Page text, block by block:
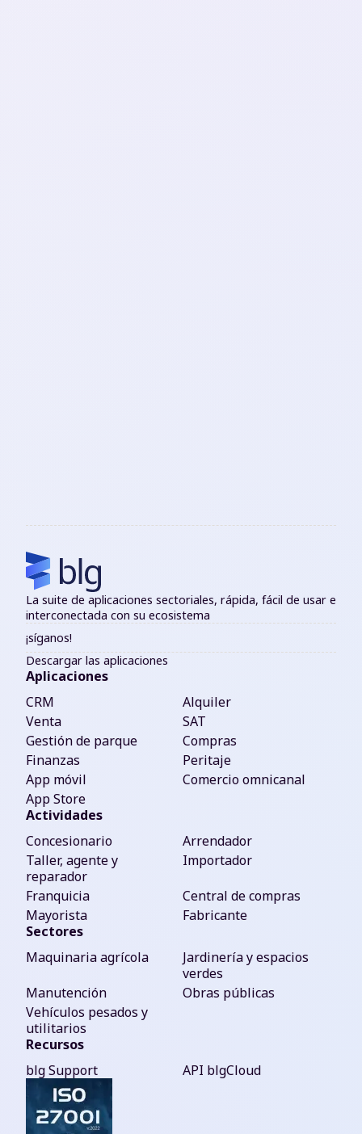
La suite de aplicaciones sectoriales, rápida, fácil de usar e
interconectada con su ecosistema
¡síganos!
Descargar las aplicaciones
Aplicaciones
CRM
Alquiler
Venta
SAT
Gestión de parque
Compras
Finanzas
Peritaje
App móvil
Comercio omnicanal
App Store
Actividades
Concesionario
Arrendador
Taller, agente y
reparador
Importador
Franquicia
Central de compras
Mayorista
Fabricante
Sectores
Maquinaria agrícola
Jardinería y espacios
verdes
Manutención
Obras públicas
Vehículos pesados y
utilitarios
Recursos
blg Support
API blgCloud